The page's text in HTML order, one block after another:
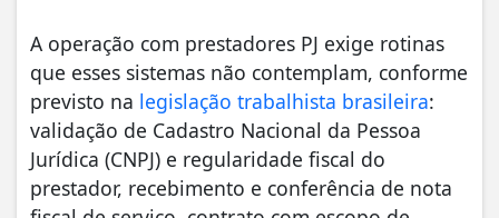
A operação com prestadores PJ exige rotinas
que esses sistemas não contemplam, conforme
previsto na legislação trabalhista brasileira:
validação de Cadastro Nacional da Pessoa
Jurídica (CNPJ) e regularidade fiscal do
prestador, recebimento e conferência de nota